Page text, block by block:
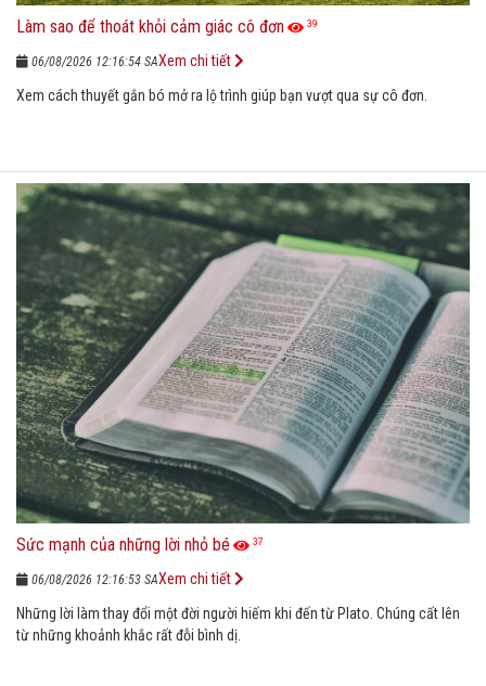
Làm sao để thoát khỏi cảm giác cô đơn 39
06/08/2026 12:16:54 SA
Xem cách thuyết gắn bó mở ra lộ trình giúp bạn vượt qua sự cô đơn.
Xem chi tiết
Sức mạnh của những lời nhỏ bé 37
06/08/2026 12:16:53 SA
Những lời làm thay đổi một đời người hiếm khi đến từ Plato. Chúng cất lên
từ những khoảnh khắc rất đỗi bình dị.
Xem chi tiết